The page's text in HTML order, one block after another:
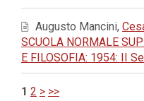
Augusto Mancini,
SCUOLA NORMALE
E FILOSOFIA: 1954: II
1 2 > >>